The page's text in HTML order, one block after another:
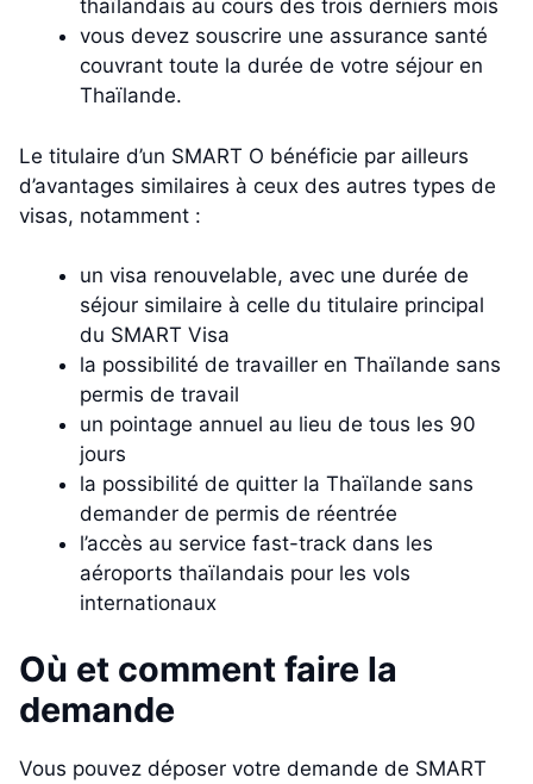
thaïlandais au cours des trois derniers mois
vous devez souscrire une assurance santé
couvrant toute la durée de votre séjour en
Thaïlande.
Le titulaire d’un SMART O bénéficie par ailleurs
d’avantages similaires à ceux des autres types de
visas, notamment :
un visa renouvelable, avec une durée de
séjour similaire à celle du titulaire principal
du SMART Visa
la possibilité de travailler en Thaïlande sans
permis de travail
un pointage annuel au lieu de tous les 90
jours
la possibilité de quitter la Thaïlande sans
demander de permis de réentrée
l’accès au service fast-track dans les
aéroports thaïlandais pour les vols
internationaux
Où et comment faire la
demande
Vous pouvez déposer votre demande de SMART